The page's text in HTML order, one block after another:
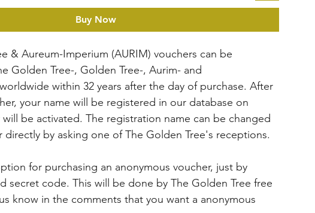
Buy Now
& Aureum-Imperium (AURIM) vouchers can be
Golden Tree-, Golden Tree-, Aurim- and
within 32 years after the day of purchase. After
your name will be registered in our database on
be activated. The registration name can be changed
directly by asking one of The Golden Tree's receptions.
for purchasing an anonymous voucher, just by
secret code. This will be done by The Golden Tree free
know in the comments that you want a anonymous